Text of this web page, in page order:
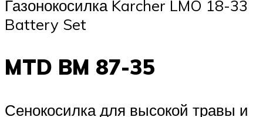
Газонокосилка Karcher LMO 18-33
Battery Set
MTD BM 87-35
Сенокосилка для высокой травы и